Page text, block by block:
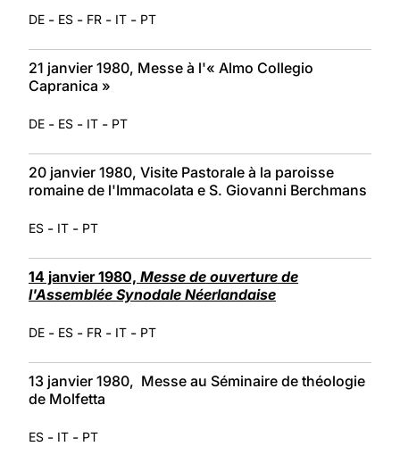
DE - ES - FR - IT - PT
21 janvier 1980, Messe à l'« Almo Collegio
Capranica »
DE - ES - IT - PT
20 janvier 1980, Visite Pastorale à la paroisse
romaine de l'Immacolata e S. Giovanni Berchmans
ES - IT - PT
14 janvier 1980, Messe de ouverture de
l'Assemblée Synodale Néerlandaise
DE - ES - FR - IT - PT
13 janvier 1980, Messe au Séminaire de théologie
de Molfetta
ES - IT - PT